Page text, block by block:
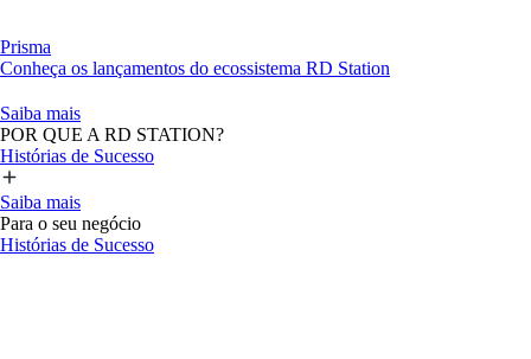
Prisma
Conheça os lançamentos do ecossistema RD Station
Saiba mais
POR QUE A RD STATION?
Histórias de Sucesso
Saiba mais
Para o seu negócio
Histórias de Sucesso